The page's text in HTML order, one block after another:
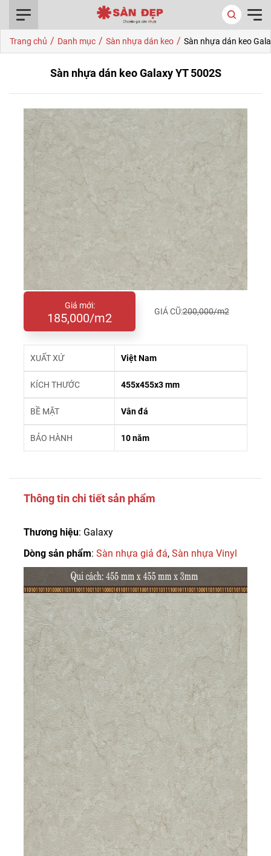
Trang chủ / Danh mục / Sàn nhựa dán keo / Sàn nhựa dán keo
Sàn nhựa dán keo Galaxy YT 5002S
Giá mới:
185,000/m2 GIÁ CŨ:200,000/m2
XUẤT XỨ Việt Nam
KÍCH THƯỚC 455x455x3 mm
BỀ MẶT Vân đá
BẢO HÀNH 10 năm
Thông tin chi tiết sản phẩm
Thương hiệu: Galaxy
Dòng sản phẩm: Sàn nhựa giả đá, Sàn nhựa Vinyl